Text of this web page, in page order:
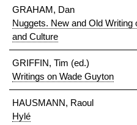
GRAHAM, Dan
Nuggets. New and Old Writing
and Culture
GRIFFIN, Tim (ed.)
Writings on Wade Guyton
HAUSMANN, Raoul
Hylé